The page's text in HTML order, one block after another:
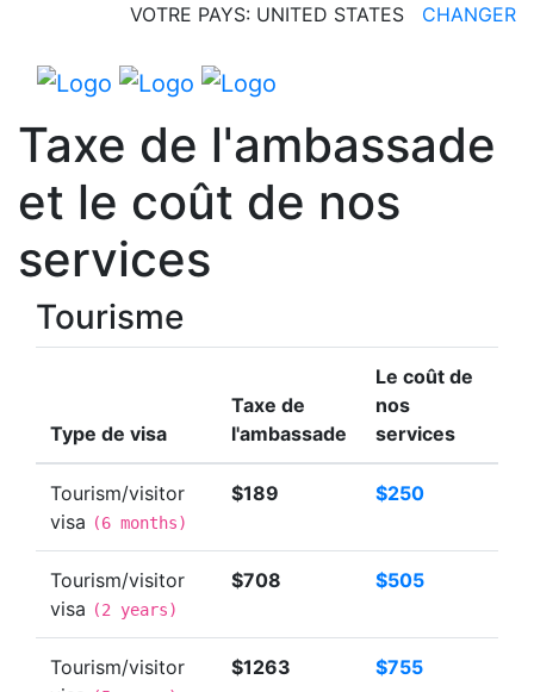
VOTRE PAYS: UNITED STATES CHANGER
Taxe de l'ambassade
et le coût de nos
services
Tourisme
Type de visa
Taxe de
l'ambassade
Le coût de
nos
services
Tourism/visitor
visa (6 months)
$189 $250
Tourism/visitor
visa (2 years)
$708 $505
Tourism/visitor
$1263 $755